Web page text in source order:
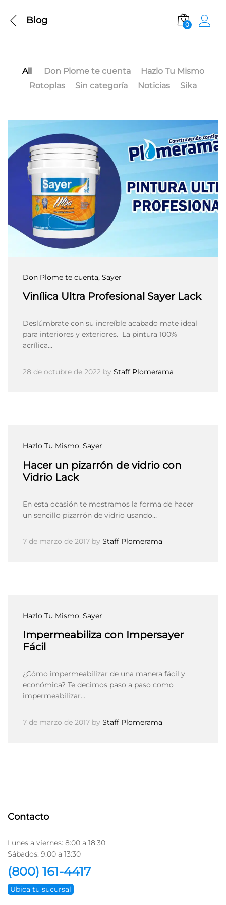
Blog 0
All Don Plome te cuenta
Hazlo Tu Mismo
Rotoplas
Sin categoría Noticias Sika
Don Plome te cuenta, Sayer
Vinílica Ultra Profesional Sayer Lack
Deslúmbrate con su increíble acabado mate ideal
para interiores y exteriores. La pintura 100%
acrílica…
28 de octubre de 2022 by Staff Plomerama
Hazlo Tu Mismo, Sayer
Hacer un pizarrón de vidrio con
Vidrio Lack
En esta ocasión te mostramos la forma de hacer
un sencillo pizarrón de vidrio usando…
7 de marzo de 2017 by Staff Plomerama
Hazlo Tu Mismo, Sayer
Impermeabiliza con Impersayer
Fácil
¿Cómo impermeabilizar de una manera fácil y
económica? Te decimos paso a paso como
impermeabilizar…
7 de marzo de 2017 by Staff Plomerama
Contacto
Lunes a viernes: 8:00 a 18:30
Sábados: 9:00 a 13:30
(800) 161-4417
Ubica tu sucursal